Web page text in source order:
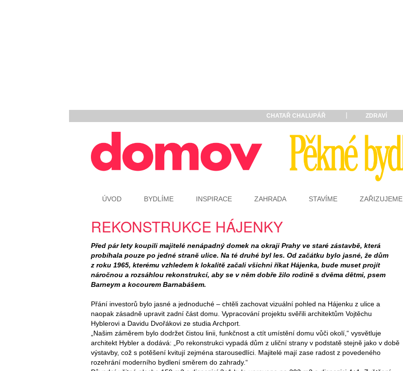
CHATAŘ CHALUPÁŘ ZDRAVÍ
ÚVOD BYDLÍME INSPIRACE ZAHRADA STAVÍME ZAŘIZUJEME
REKONSTRUKCE HÁJENKY
Před pár lety koupili majitelé nenápadný domek na okraji Prahy ve staré zástavbě, která
probíhala pouze po jedné straně ulice. Na té druhé byl les. Od začátku bylo jasné, že dům
z roku 1965, kterému vzhledem k lokalitě začali všichni říkat Hájenka, bude muset projít
náročnou a rozsáhlou rekonstrukcí, aby se v něm dobře žilo rodině s dvěma dětmi, psem
Barneym a kocourem Barnabášem.
Přání investorů bylo jasné a jednoduché – chtěli zachovat vizuální pohled na Hájenku z ulice a
naopak zásadně upravit zadní část domu. Vypracování projektu svěřili architektům Vojtěchu
Hyblerovi a Davidu Dvořákovi ze studia Archport.
„Našim záměrem bylo dodržet čistou linii, funkčnost a ctít umístění domu vůči okolí,“ vysvětluje
architekt Hybler a dodává: „Po rekonstrukci vypadá dům z uliční strany v podstatě stejně jako v době
výstavby, což s potěšení kvitují zejména starousedlíci. Majitelé mají zase radost z povedeného
rozehrání moderního bydlení směrem do zahrady.“